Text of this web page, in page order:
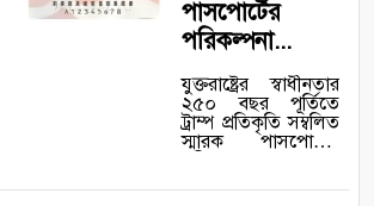
পাসপোর্টের
পরিকল্পনা...
যুক্তরাষ্ট্রের স্বাধীনতার
২৫০ বছর পূর্তিতে
ট্রাম্প প্রতিকৃতি সম্বলিত
স্মারক পাসপোর্টের